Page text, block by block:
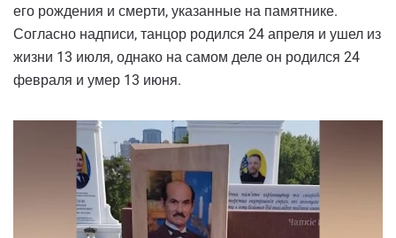
его рождения и смерти, указанные на памятнике.
Согласно надписи, танцор родился 24 апреля и ушел из
жизни 13 июля, однако на самом деле он родился 24
февраля и умер 13 июня.